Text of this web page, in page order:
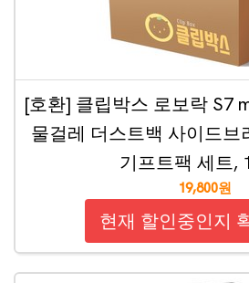
[호환] 클립박스 로보락 S7
물걸레 더스트백 사이드브
기프트팩 세트,
19,800원
현재 할인중인지